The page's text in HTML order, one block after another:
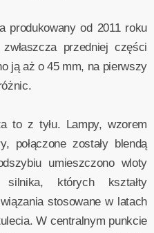
produkowany od 2011 roku
przedniej części
ją aż o 45 mm, na pierwszy
to z tyłu. Lampy, wzorem
połączone zostały blendą
umieszczono wloty
silnika, których kształty
stosowane w latach
W centralnym punkcie